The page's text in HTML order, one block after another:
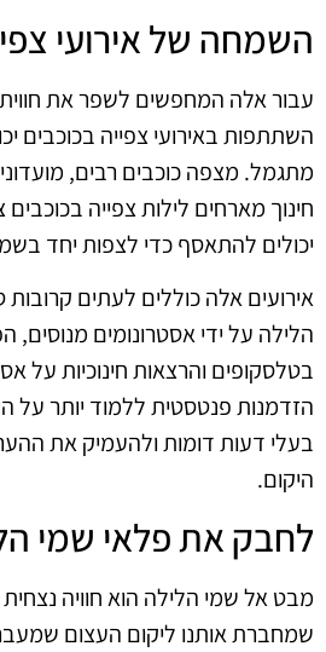
השמחה של אירועי
עבור אלה המחפשים לשפר את חווית
השתתפות באירועי צפייה בכוכבים
מתגמל. מצפה כוכבים רבים,
חינוך מארחים לילות צפייה
יכולים להתאסף כדי לצפות יחד
אירועים אלה כוללים לעתים קרובות
הלילה על ידי אסטרונומים מנוסים,
בטלסקופים והרצאות חינוכיות על
הזדמנות פנטסטית ללמוד יותר על
בעלי דעות דומות ולהעמיק את
היקום.
לחבק את פלאי שמי
מבט אל שמי הלילה הוא חוויה
שמחברת אותנו ליקום העצום